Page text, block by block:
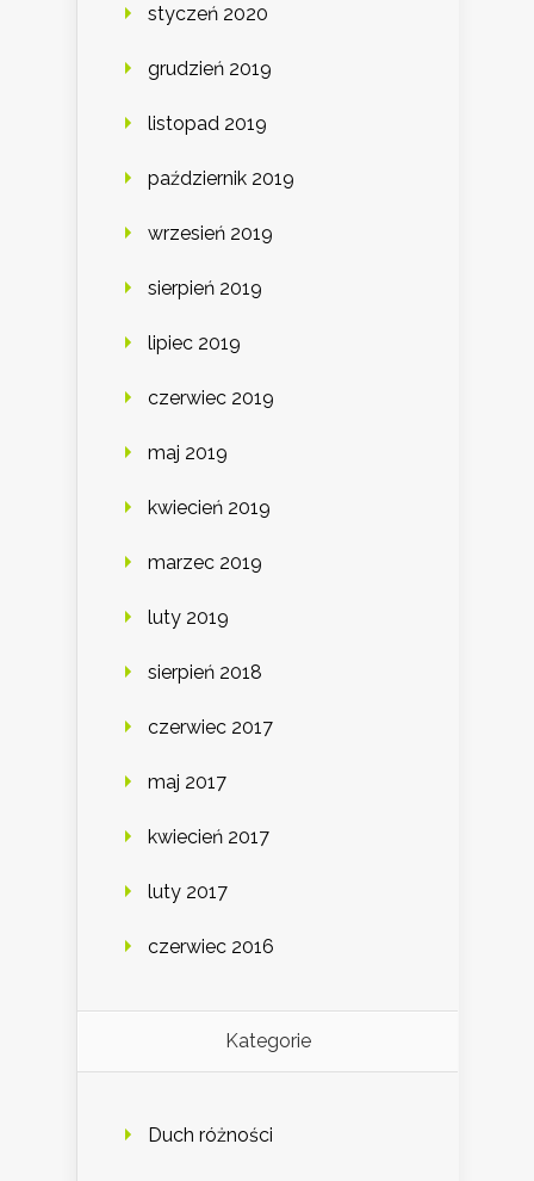
styczeń 2020
grudzień 2019
listopad 2019
październik 2019
wrzesień 2019
sierpień 2019
lipiec 2019
czerwiec 2019
maj 2019
kwiecień 2019
marzec 2019
luty 2019
sierpień 2018
czerwiec 2017
maj 2017
kwiecień 2017
luty 2017
czerwiec 2016
Kategorie
Duch różności